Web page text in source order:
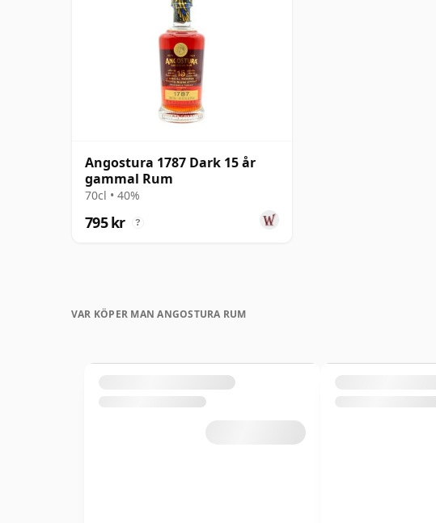
Angostura 1787 Dark 15 år
gammal Rum
70cl • 40%
795 kr ?
VAR KÖPER MAN ANGOSTURA RUM